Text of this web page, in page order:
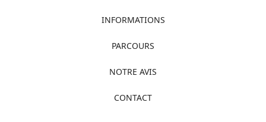
INFORMATIONS
PARCOURS
NOTRE AVIS
CONTACT